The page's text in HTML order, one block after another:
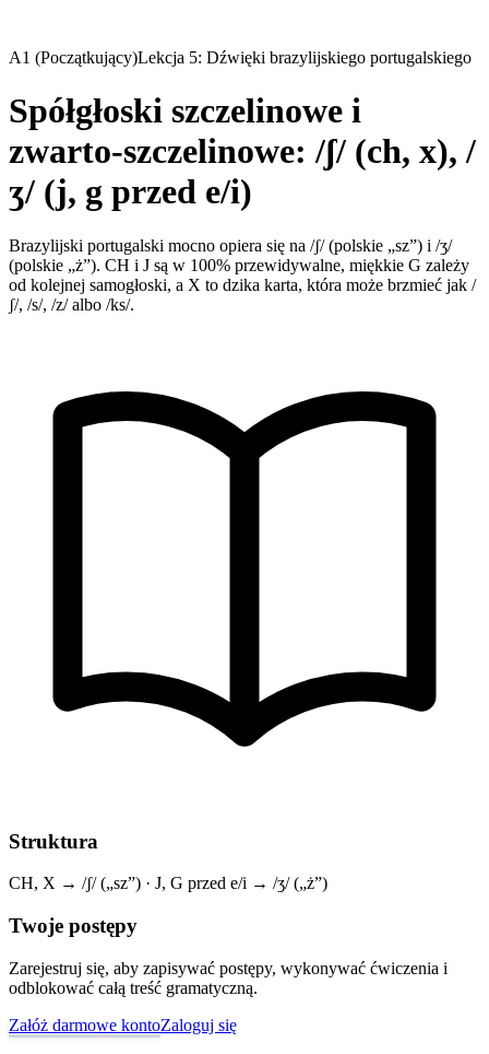
A1 (Początkujący)Lekcja 5: Dźwięki brazylijskiego portugalskiego
Spółgłoski szczelinowe i
zwarto-szczelinowe: /ʃ/ (ch, x), /
ʒ/ (j, g przed e/i)
Brazylijski portugalski mocno opiera się na /ʃ/ (polskie „sz”) i /ʒ/
(polskie „ż”). CH i J są w 100% przewidywalne, miękkie G zależy
od kolejnej samogłoski, a X to dzika karta, która może brzmieć jak /
ʃ/, /s/, /z/ albo /ks/.
Struktura
CH, X → /ʃ/ („sz”) · J, G przed e/i → /ʒ/ („ż”)
Twoje postępy
Zarejestruj się, aby zapisywać postępy, wykonywać ćwiczenia i
odblokować całą treść gramatyczną.
Załóż darmowe kontoZaloguj się